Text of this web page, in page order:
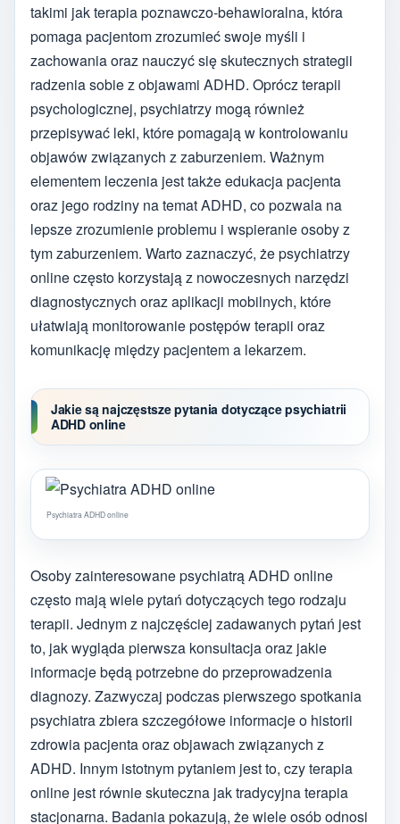
takimi jak terapia poznawczo-behawioralna, która
pomaga pacjentom zrozumieć swoje myśli i
zachowania oraz nauczyć się skutecznych strategii
radzenia sobie z objawami ADHD. Oprócz terapii
psychologicznej, psychiatrzy mogą również
przepisywać leki, które pomagają w kontrolowaniu
objawów związanych z zaburzeniem. Ważnym
elementem leczenia jest także edukacja pacjenta
oraz jego rodziny na temat ADHD, co pozwala na
lepsze zrozumienie problemu i wspieranie osoby z
tym zaburzeniem. Warto zaznaczyć, że psychiatrzy
online często korzystają z nowoczesnych narzędzi
diagnostycznych oraz aplikacji mobilnych, które
ułatwiają monitorowanie postępów terapii oraz
komunikację między pacjentem a lekarzem.
Jakie są najczęstsze pytania dotyczące psychiatrii
ADHD online
Psychiatra ADHD online
Osoby zainteresowane psychiatrą ADHD online
często mają wiele pytań dotyczących tego rodzaju
terapii. Jednym z najczęściej zadawanych pytań jest
to, jak wygląda pierwsza konsultacja oraz jakie
informacje będą potrzebne do przeprowadzenia
diagnozy. Zazwyczaj podczas pierwszego spotkania
psychiatra zbiera szczegółowe informacje o historii
zdrowia pacjenta oraz objawach związanych z
ADHD. Innym istotnym pytaniem jest to, czy terapia
online jest równie skuteczna jak tradycyjna terapia
stacjonarna. Badania pokazują, że wiele osób odnosi